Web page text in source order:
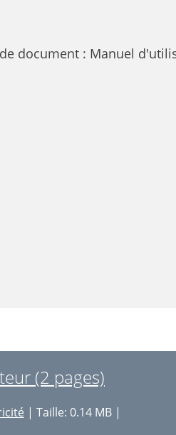
document : Manuel
(2 pages)
| Taille: 0.14 MB |